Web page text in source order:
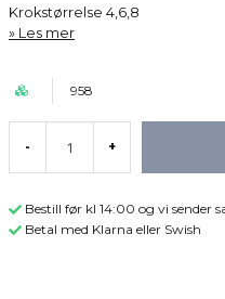
Krokstørrelse 4,6,8
Les mer
958
- +
Bestill før kl 14:00 og vi sender
Betal med Klarna eller Swish